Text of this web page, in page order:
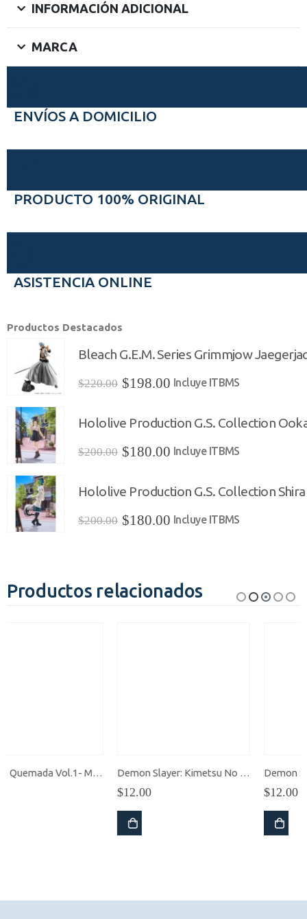
INFORMACIÓN ADICIONAL
MARCA
ENVÍOS A DOMICILIO
PRODUCTO 100% ORIGINAL
ASISTENCIA ONLINE
Productos Destacados
Bleach G.E.M. Series Grimmjow
$220.00 El
original
$220.00.
$198.00 El
actual
$198.00.
Incluye ITBMS
Hololive Production G.S. Collection
$200.00 El
original
$200.00.
$180.00 El
actual
$180.00.
Incluye ITBMS
Hololive Production G.S. Collection
$200.00 El
$200.00.
$180.00 El
$180.00.
Incluye ITBMS
Productos relacionados
Demon Slayer: Kimetsu No Yaiba vol.18 Demon Slayer: Kimetsu No Yaiba vol.17